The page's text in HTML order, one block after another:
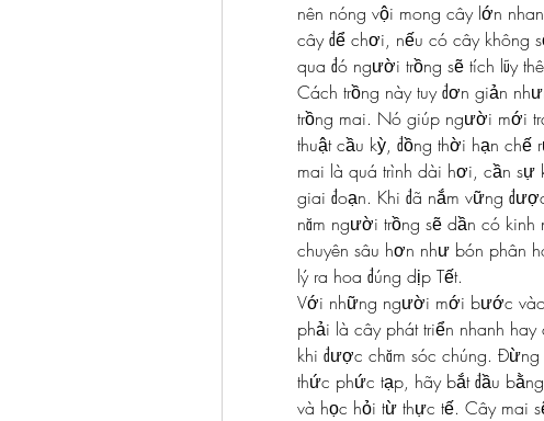
nên nóng vội mong cây lớn
cây để chơi, nếu có cây không
qua đó người trồng sẽ tích lũy
Cách trồng này tuy đơn giản
trồng mai. Nó giúp người mới
thuật cầu kỳ, đồng thời hạn chế
mai là quá trình dài hơi, cần sự
giai đoạn. Khi đã nắm vững
năm người trồng sẽ dần có
chuyên sâu hơn như bón phân
lý ra hoa đúng dịp Tết.
Với những người mới bước vào
phải là cây phát triển nhanh
khi được chăm sóc chúng.
thức phức tạp, hãy bắt đầu
và học hỏi từ thực tế. Cây mai